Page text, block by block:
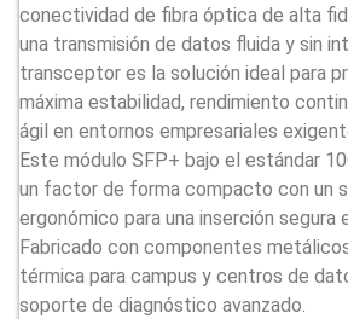
conectividad de fibra óptica de alta
una transmisión de datos fluida y sin
transceptor es la solución ideal para
máxima estabilidad, rendimiento
ágil en entornos empresariales
Este módulo SFP+ bajo el estándar
un factor de forma compacto con un
ergonómico para una inserción segura
Fabricado con componentes
térmica para campus y centros de
soporte de diagnóstico avanzado.